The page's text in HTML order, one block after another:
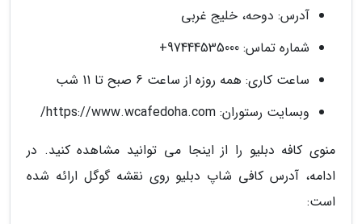
آدرس: دوحه، خلیج غربی
شماره تماس: 97444535000+
ساعت کاری: همه روزه از ساعت 6 صبح تا 11 شب
وبسایت رستوران: https://www.wcafedoha.com/
منوی کافه دبلیو را از اینجا می توانید مشاهده کنید. در
ادامه، آدرس کافی شاپ دبلیو روی نقشه گوگل ارائه شده
است: